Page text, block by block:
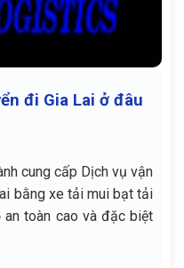
đi Gia Lai ở đâu
cung cấp Dịch vụ vận
bằng xe tải mui bạt tải
toàn cao và đặc biệt